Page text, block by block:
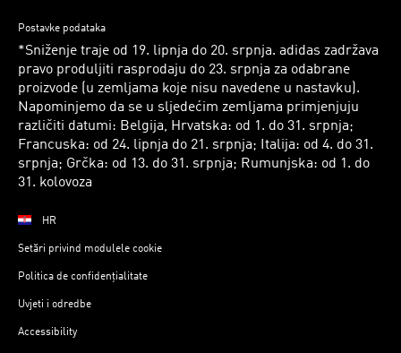
Postavke podataka
*Sniženje traje od 19. lipnja do 20. srpnja. adidas zadržava
pravo produljiti rasprodaju do 23. srpnja za odabrane
proizvode (u zemljama koje nisu navedene u nastavku).
Napominjemo da se u sljedećim zemljama primjenjuju
različiti datumi: Belgija, Hrvatska: od 1. do 31. srpnja;
Francuska: od 24. lipnja do 21. srpnja; Italija: od 4. do 31.
srpnja; Grčka: od 13. do 31. srpnja; Rumunjska: od 1. do
31. kolovoza
HR
Setări privind modulele cookie
Politica de confidențialitate
Uvjeti i odredbe
Accessibility